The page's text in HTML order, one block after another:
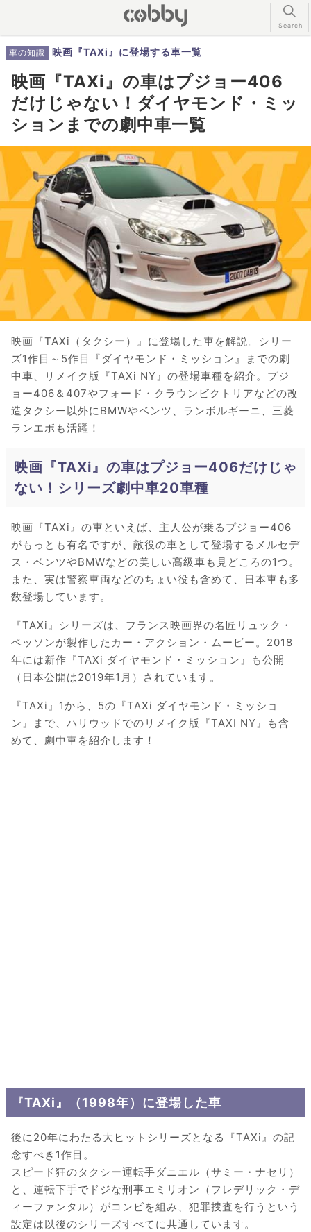
車の知識 映画『TAXi』に登場する車一覧
映画『TAXi』の車はプジョー406
だけじゃない！ダイヤモンド・ミッ
ションまでの劇中車一覧
映画『TAXi（タクシー）』に登場した車を解説。シリー
ズ1作目～5作目『ダイヤモンド・ミッション』までの劇
中車、リメイク版『TAXi NY』の登場車種を紹介。プジ
ョー406＆407やフォード・クラウンビクトリアなどの改
造タクシー以外にBMWやベンツ、ランボルギーニ、三菱
ランエボも活躍！
映画『TAXi』の車はプジョー406だけじゃ
ない！シリーズ劇中車20車種
映画『TAXi』の車といえば、主人公が乗るプジョー406
がもっとも有名ですが、敵役の車として登場するメルセデ
ス・ベンツやBMWなどの美しい高級車も見どころの1つ。
また、実は警察車両などのちょい役も含めて、日本車も多
数登場しています。
『TAXi』シリーズは、フランス映画界の名匠リュック・
ベッソンが製作したカー・アクション・ムービー。2018
年には新作『TAXi ダイヤモンド・ミッション』も公開
（日本公開は2019年1月）されています。
『TAXi』1から、5の『TAXi ダイヤモンド・ミッショ
ン』まで、ハリウッドでのリメイク版『TAXI NY』も含
めて、劇中車を紹介します！
『TAXi』（1998年）に登場した車
後に20年にわたる大ヒットシリーズとなる『TAXi』の記
念すべき1作目。
スピード狂のタクシー運転手ダニエル（サミー・ナセリ）
と、運転下手でドジな刑事エミリオン（フレデリック・デ
ィーファンタル）がコンビを組み、犯罪捜査を行うという
設定は以後のシリーズすべてに共通しています。